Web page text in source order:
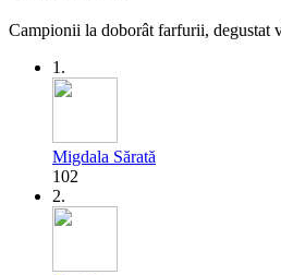
Campionii la doborât farfurii, degustat
1.
Migdala Sărată
102
2.